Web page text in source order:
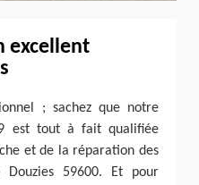
excellent
; sachez que notre
est tout à fait qualifiée
et de la réparation des
59600. Et pour